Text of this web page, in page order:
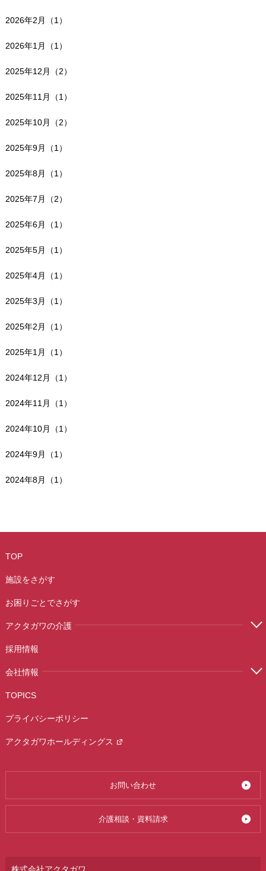
2026年2月（1）
2026年1月（1）
2025年12月（2）
2025年11月（1）
2025年10月（2）
2025年9月（1）
2025年8月（1）
2025年7月（2）
2025年6月（1）
2025年5月（1）
2025年4月（1）
2025年3月（1）
2025年2月（1）
2025年1月（1）
2024年12月（1）
2024年11月（1）
2024年10月（1）
2024年9月（1）
2024年8月（1）
TOP
施設をさがす
お困りごとでさがす
アクタガワの介護
採用情報
会社情報
お問い合わせ
TOPICS
介護相談・資料請求
プライバシーポリシー
アクタガワホールディングス